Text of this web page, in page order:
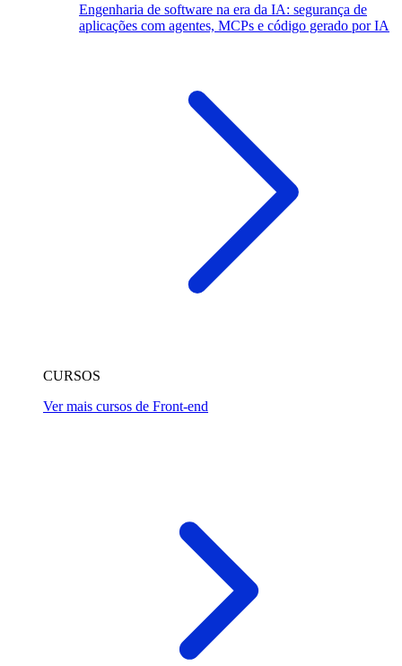
Engenharia de software na era da IA: segurança de
aplicações com agentes, MCPs e código gerado por IA
CURSOS
Ver mais cursos de Front-end